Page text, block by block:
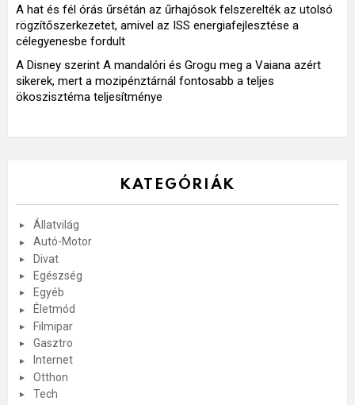
A hat és fél órás űrsétán az űrhajósok felszerelték az utolsó
rögzítőszerkezetet, amivel az ISS energiafejlesztése a
célegyenesbe fordult
A Disney szerint A mandalóri és Grogu meg a Vaiana azért
sikerek, mert a mozipénztárnál fontosabb a teljes
ökoszisztéma teljesítménye
KATEGÓRIÁK
Állatvilág
Autó-Motor
Divat
Egészség
Egyéb
Életmód
Filmipar
Gasztro
Internet
Otthon
Tech